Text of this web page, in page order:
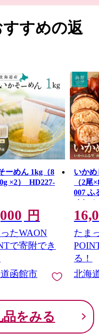
表される異国情緒あふ
港」から西洋文化をい
が始まったことにより
・街並み」、「食」を
上げることで、まちの
います。
すめの返
ーめん 1kg（8
×2）_HD227-
円
たWAON
で寄附でき
函館市
いかめ
（2尾
007 ふ
めし
容量
包装
感 伝
かのふ
ルト
の子も
こ お
館市
たま
る！
北海
をみる